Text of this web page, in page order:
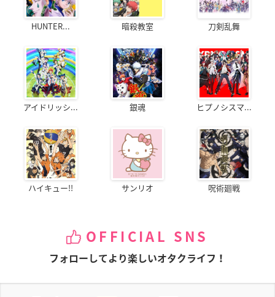
HUNTER... 暗殺教室 刀剣乱舞
アイドリッシ... 銀魂 ヒプノシスマ...
ハイキュー!! サンリオ 呪術廻戦
OFFICIAL SNS
フォローしてより楽しいオタクライフ！